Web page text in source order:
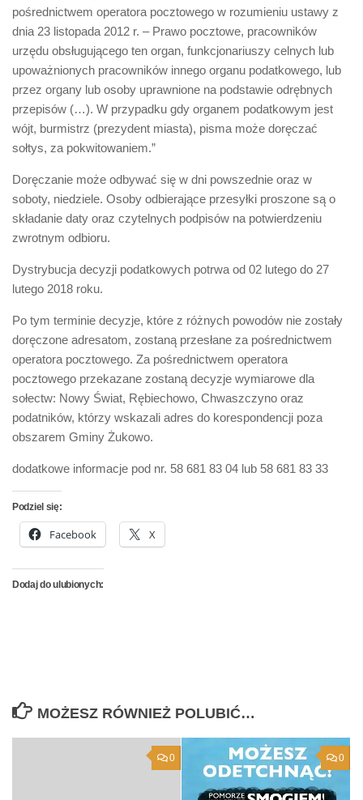
pośrednictwem operatora pocztowego w rozumieniu ustawy z
dnia 23 listopada 2012 r. – Prawo pocztowe, pracowników
urzędu obsługującego ten organ, funkcjonariuszy celnych lub
upoważnionych pracowników innego organu podatkowego, lub
przez organy lub osoby uprawnione na podstawie odrębnych
przepisów (…). W przypadku gdy organem podatkowym jest
wójt, burmistrz (prezydent miasta), pisma może doręczać
sołtys, za pokwitowaniem.”
Doręczanie może odbywać się w dni powszednie oraz w
soboty, niedziele. Osoby odbierające przesyłki proszone są o
składanie daty oraz czytelnych podpisów na potwierdzeniu
zwrotnym odbioru.
Dystrybucja decyzji podatkowych potrwa od 02 lutego do 27
lutego 2018 roku.
Po tym terminie decyzje, które z różnych powodów nie zostały
doręczone adresatom, zostaną przesłane za pośrednictwem
operatora pocztowego. Za pośrednictwem operatora
pocztowego przekazane zostaną decyzje wymiarowe dla
sołectw: Nowy Świat, Rębiechowo, Chwaszczyno oraz
podatników, którzy wskazali adres do korespondencji poza
obszarem Gminy Żukowo.
dodatkowe informacje pod nr. 58 681 83 04 lub 58 681 83 33
Podziel się:
Facebook X
Dodaj do ulubionych:
MOŻESZ RÓWNIEŻ POLUBIĆ…
0 0